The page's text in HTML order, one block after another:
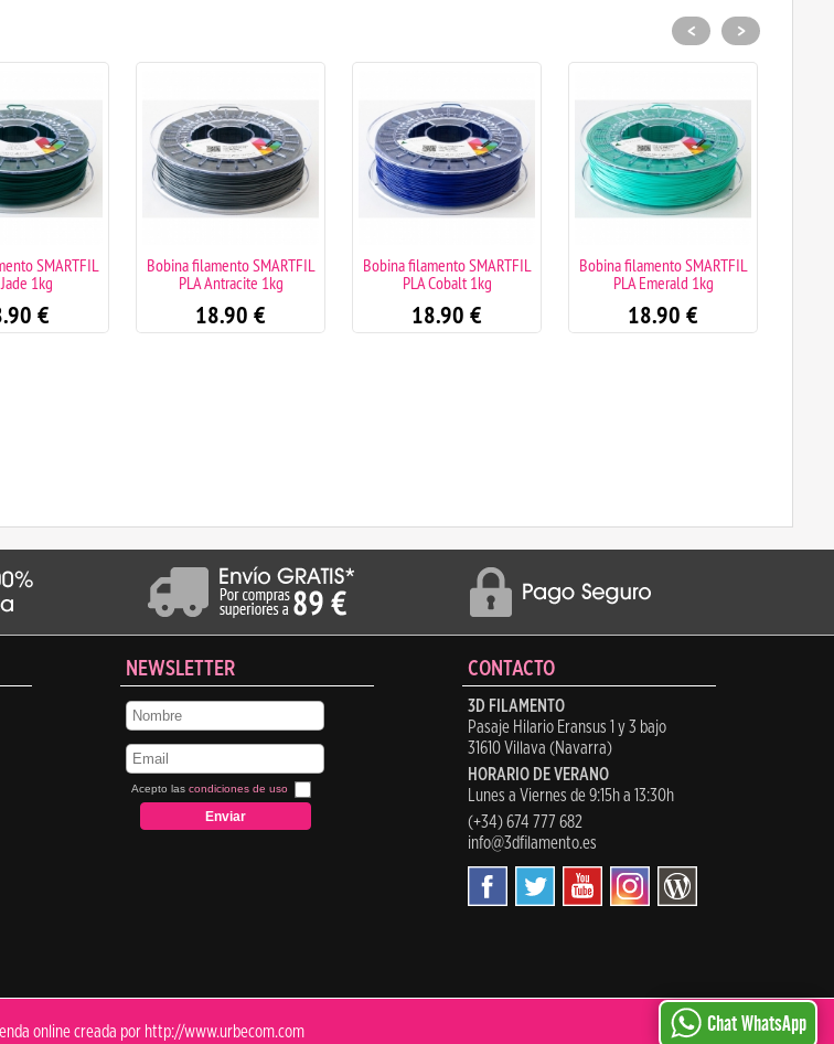
SMARTFIL
1kg
€
Bobina filamento SMARTFIL
PLA Antracite 1kg
18.90 €
Bobina filamento SMARTFIL
PLA Cobalt 1kg
18.90 €
Bobina filamento SMARTFIL
PLA Emerald 1kg
18.90 €
< >
NEWSLETTER
Acepto las condiciones de uso
CONTACTO
3D FILAMENTO
Pasaje Hilario Eransus 1 y 3 bajo
31610 Villava (Navarra)
HORARIO DE VERANO
Lunes a Viernes de 9:15h a 13:30h
(+34) 674 777 682
info@3dfilamento.es
online creada por http://www.urbecom.com Chat WhatsApp